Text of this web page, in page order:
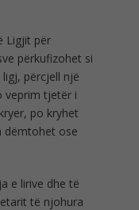
Ligjit për
përkufizohet si
përcjell një
veprim tjetër i
po kryhet
dëmtohet ose
e lirive dhe të
të njohura